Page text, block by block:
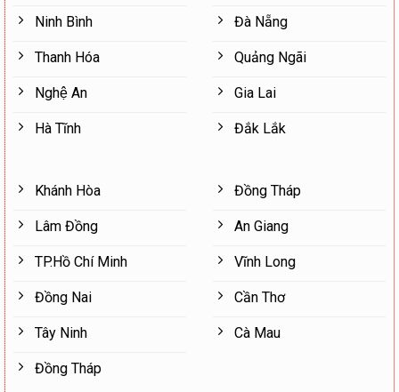
Ninh Bình
Thanh Hóa
Nghệ An
Hà Tĩnh
Đà Nẵng
Quảng Ngãi
Gia Lai
Đắk Lắk
Khánh Hòa
Lâm Đồng
TP.Hồ Chí Minh
Đồng Nai
Tây Ninh
Đồng Tháp
Đồng Tháp
An Giang
Vĩnh Long
Cần Thơ
Cà Mau